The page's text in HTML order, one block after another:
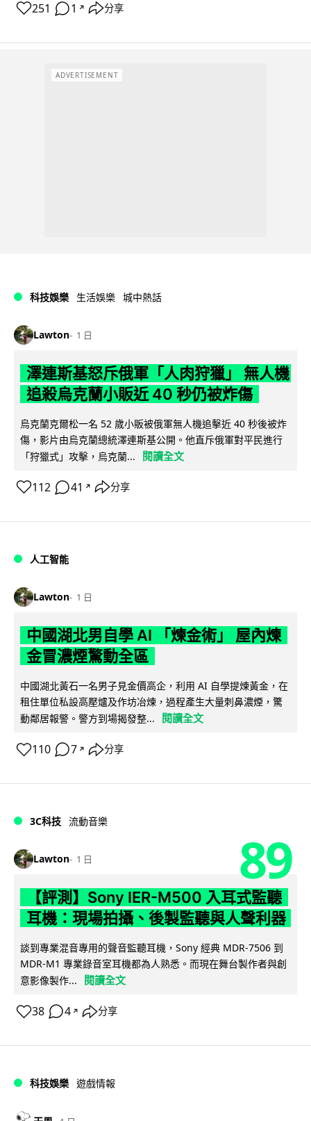
251 1 ↗ 分享
ADVERTISEMENT
科技娛樂 生活娛樂 城中熱話
Lawton 1 日
澤連斯基怒斥俄軍「人肉狩獵」 無人機
追殺烏克蘭小販近 40 秒仍被炸傷
烏克蘭克爾松一名 52 歲小販被俄軍無人機追擊近 40 秒後被炸
傷，影片由烏克蘭總統澤連斯基公開。他直斥俄軍對平民進行
「狩獵式」攻擊，烏克蘭...
閱讀全文
112 41 ↗ 分享
人工智能
Lawton 1 日
中國湖北男自學 AI 「煉金術」 屋內煉
金冒濃煙驚動全區
中國湖北黃石一名男子見金價高企，利用 AI 自學提煉黃金，在
租住單位私設高壓爐及作坊冶煉，過程產生大量刺鼻濃煙，驚
動鄰居報警。警方到場揭發整...
閱讀全文
110 7 ↗ 分享
3C科技 流動音樂
Lawton 1 日 89
【評測】Sony IER-M500 入耳式監聽
耳機：現場拍攝、後製監聽與人聲利器
談到專業混音專用的聲音監聽耳機，Sony 經典 MDR-7506 到
MDR-M1 專業錄音室耳機都為人熟悉。而現在舞台製作者與創
意影像製作...
閱讀全文
38 4 ↗ 分享
科技娛樂 遊戲情報